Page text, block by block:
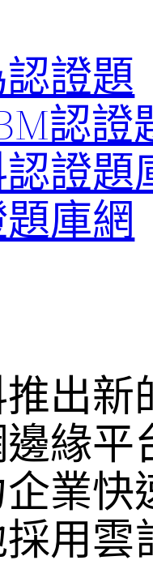
證題
認證
證題
庫網
出新
緣平
業快
用雲